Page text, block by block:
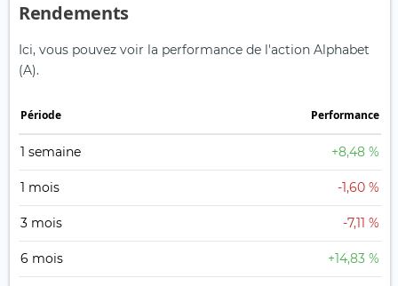
Rendements
Ici, vous pouvez voir la performance de l'action Alphabet
(A).
Période Performance
1 semaine +8,48 %
1 mois -1,60 %
3 mois -7,11 %
6 mois +14,83 %